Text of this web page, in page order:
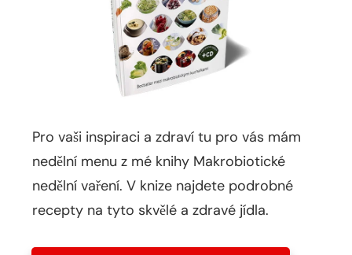
Pro vaši inspiraci a zdraví tu pro vás mám
nedělní menu z mé knihy Makrobiotické
nedělní vaření. V knize najdete podrobné
recepty na tyto skvělé a zdravé jídla.